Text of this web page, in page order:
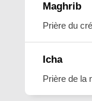
Maghrib
Prière du
Icha
Prière de la